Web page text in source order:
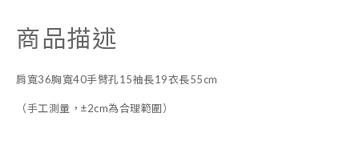
商品描述
肩寬36胸寬40手臂孔15袖長19衣長55cm
（手工測量，±2cm為合理範圍）